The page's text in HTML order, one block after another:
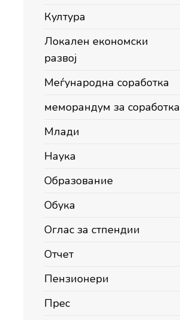
Култура
Локален економски
развој
Меѓународна соработка
меморандум за соработка
Млади
Наука
Образование
Обука
Оглас за стпендии
Отчет
Пензионери
Прес